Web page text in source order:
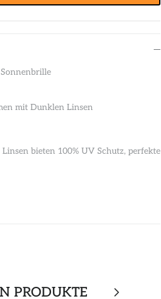
Sonnenbrille
mit Dunklen Linsen
bieten 100% UV Schutz, perfekte
PRODUKTE